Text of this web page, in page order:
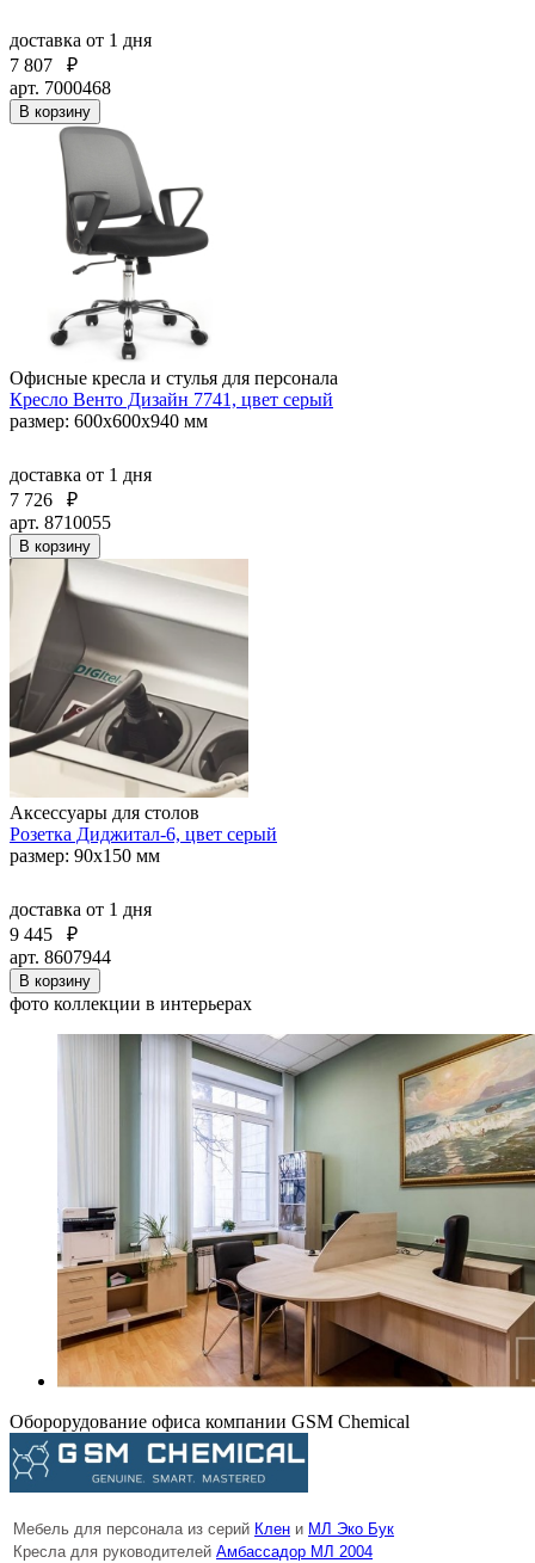
доставка от 1 дня
7 807
₽
арт. 7000468
В корзину
Офисные кресла и стулья для персонала
Кресло Венто Дизайн 7741, цвет серый
размер: 600х600х940 мм
доставка от 1 дня
7 726
₽
арт. 8710055
В корзину
Аксессуары для столов
Розетка Диджитал-6, цвет серый
размер: 90х150 мм
доставка от 1 дня
9 445
₽
арт. 8607944
В корзину
фото коллекции в интерьерах
Оборорудование офиса компании GSM Chemical
Мебель для персонала из серий Клен и МЛ Эко Бук
Кресла для руководителей Амбассадор МЛ 2004